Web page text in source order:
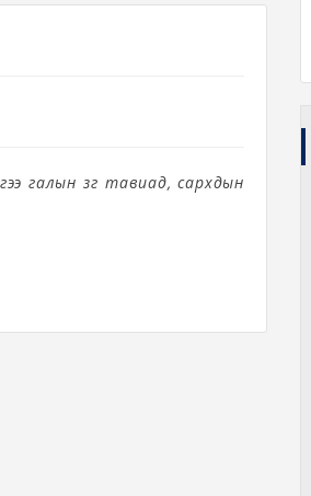
галын зүг тавиад, сархдын